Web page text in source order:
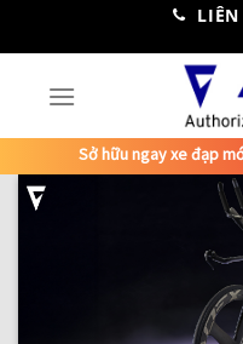
Sở hữu ngay xe đạp